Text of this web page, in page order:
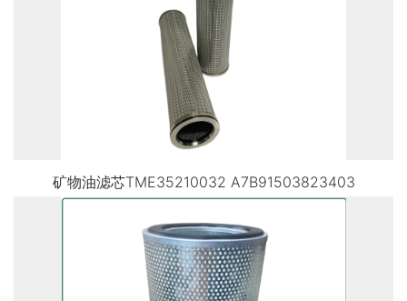
矿物油滤芯TME35210032 A7B91503823403